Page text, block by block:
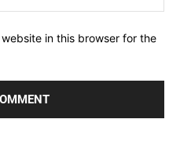
in this browser for the